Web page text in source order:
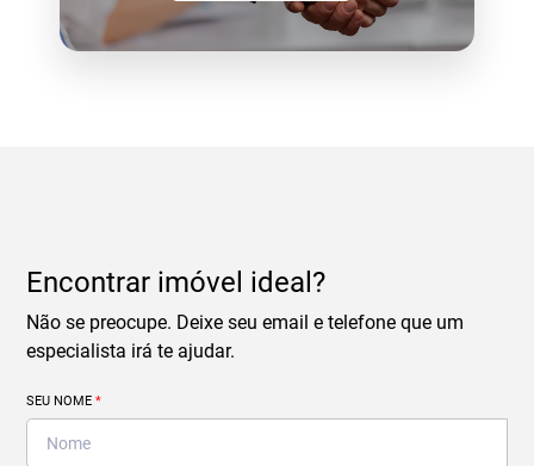
Encontrar imóvel ideal?
Não se preocupe. Deixe seu email e telefone que um
especialista irá te ajudar.
SEU NOME*